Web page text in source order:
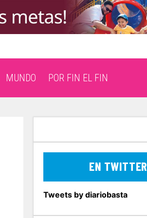
MUNDO POR FIN EL FIN
EN TWITTER
Tweets by diariobasta